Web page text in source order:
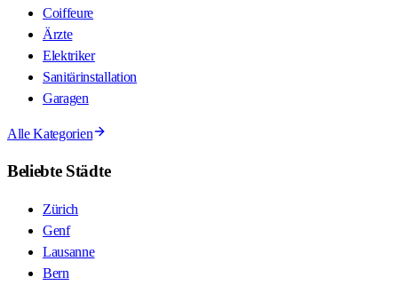
Coiffeure
Ärzte
Elektriker
Sanitärinstallation
Garagen
Alle Kategorien
Beliebte Städte
Zürich
Genf
Lausanne
Bern